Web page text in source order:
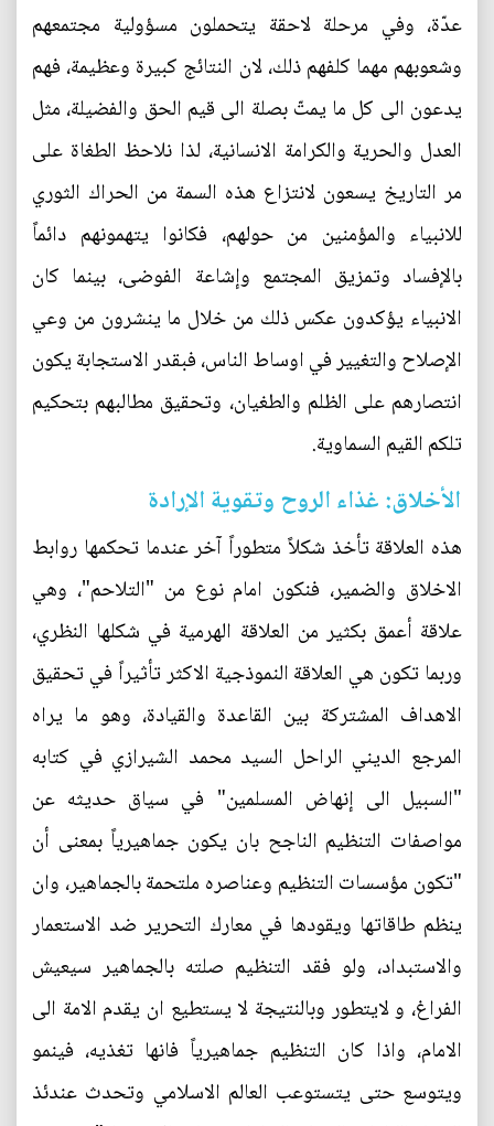
عدّة، وفي مرحلة لاحقة يتحملون مسؤولية مجتمعهم
وشعوبهم مهما كلفهم ذلك، لان النتائج كبيرة وعظيمة، فهم
يدعون الى كل ما يمتّ بصلة الى قيم الحق والفضيلة، مثل
العدل والحرية والكرامة الانسانية، لذا نلاحظ الطغاة على
مر التاريخ يسعون لانتزاع هذه السمة من الحراك الثوري
للانبياء والمؤمنين من حولهم، فكانوا يتهمونهم دائماً
بالإفساد وتمزيق المجتمع وإشاعة الفوضى، بينما كان
الانبياء يؤكدون عكس ذلك من خلال ما ينشرون من وعي
الإصلاح والتغيير في اوساط الناس، فبقدر الاستجابة يكون
انتصارهم على الظلم والطغيان، وتحقيق مطالبهم بتحكيم
تلكم القيم السماوية.
الأخلاق: غذاء الروح وتقوية الإرادة
هذه العلاقة تأخذ شكلاً متطوراً آخر عندما تحكمها روابط
الاخلاق والضمير، فنكون امام نوع من "التلاحم"، وهي
علاقة أعمق بكثير من العلاقة الهرمية في شكلها النظري،
وربما تكون هي العلاقة النموذجية الاكثر تأثيراً في تحقيق
الاهداف المشتركة بين القاعدة والقيادة، وهو ما يراه
المرجع الديني الراحل السيد محمد الشيرازي في كتابه
"السبيل الى إنهاض المسلمين" في سياق حديثه عن
مواصفات التنظيم الناجح بان يكون جماهيرياً بمعنى أن
"تكون مؤسسات التنظيم وعناصره ملتحمة بالجماهير، وان
ينظم طاقاتها ويقودها في معارك التحرير ضد الاستعمار
والاستبداد، ولو فقد التنظيم صلته بالجماهير سيعيش
الفراغ، و لايتطور وبالنتيجة لا يستطيع ان يقدم الامة الى
الامام، واذا كان التنظيم جماهيرياً فانها تغذيه، فينمو
ويتوسع حتى يتستوعب العالم الاسلامي وتحدث عندئذ